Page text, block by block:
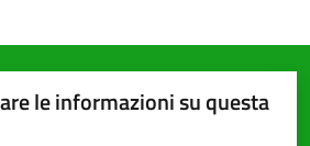
le informazioni su questa